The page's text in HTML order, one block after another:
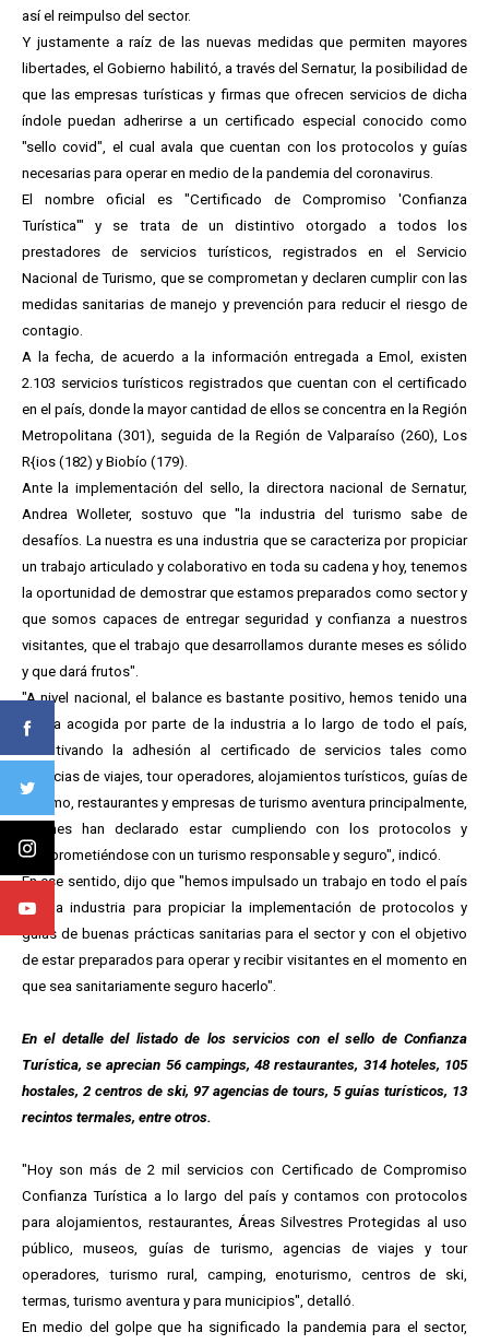
así el reimpulso del sector.
Y justamente a raíz de las nuevas medidas que permiten mayores
libertades, el Gobierno habilitó, a través del Sernatur, la posibilidad de
que las empresas turísticas y firmas que ofrecen servicios de dicha
índole puedan adherirse a un certificado especial conocido como
"sello covid", el cual avala que cuentan con los protocolos y guías
necesarias para operar en medio de la pandemia del coronavirus.
El nombre oficial es "Certificado de Compromiso 'Confianza
Turística'" y se trata de un distintivo otorgado a todos los
prestadores de servicios turísticos, registrados en el Servicio
Nacional de Turismo, que se comprometan y declaren cumplir con las
medidas sanitarias de manejo y prevención para reducir el riesgo de
contagio.
A la fecha, de acuerdo a la información entregada a Emol, existen
2.103 servicios turísticos registrados que cuentan con el certificado
en el país, donde la mayor cantidad de ellos se concentra en la Región
Metropolitana (301), seguida de la Región de Valparaíso (260), Los
R{ios (182) y Biobío (179).
Ante la implementación del sello, la directora nacional de Sernatur,
Andrea Wolleter, sostuvo que "la industria del turismo sabe de
desafíos. La nuestra es una industria que se caracteriza por propiciar
un trabajo articulado y colaborativo en toda su cadena y hoy, tenemos
la oportunidad de demostrar que estamos preparados como sector y
que somos capaces de entregar seguridad y confianza a nuestros
visitantes, que el trabajo que desarrollamos durante meses es sólido
y que dará frutos".
"A nivel nacional, el balance es bastante positivo, hemos tenido una
buena acogida por parte de la industria a lo largo de todo el país,
incentivando la adhesión al certificado de servicios tales como
agencias de viajes, tour operadores, alojamientos turísticos, guías de
turismo, restaurantes y empresas de turismo aventura principalmente,
quienes han declarado estar cumpliendo con los protocolos y
comprometiéndose con un turismo responsable y seguro", indicó.
En ese sentido, dijo que "hemos impulsado un trabajo en todo el país
con la industria para propiciar la implementación de protocolos y
guías de buenas prácticas sanitarias para el sector y con el objetivo
de estar preparados para operar y recibir visitantes en el momento en
que sea sanitariamente seguro hacerlo".
En el detalle del listado de los servicios con el sello de Confianza
Turística, se aprecian 56 campings, 48 restaurantes, 314 hoteles, 105
hostales, 2 centros de ski, 97 agencias de tours, 5 guías turísticos, 13
recintos termales, entre otros.
"Hoy son más de 2 mil servicios con Certificado de Compromiso
Confianza Turística a lo largo del país y contamos con protocolos
para alojamientos, restaurantes, Áreas Silvestres Protegidas al uso
público, museos, guías de turismo, agencias de viajes y tour
operadores, turismo rural, camping, enoturismo, centros de ski,
termas, turismo aventura y para municipios", detalló.
En medio del golpe que ha significado la pandemia para el sector,